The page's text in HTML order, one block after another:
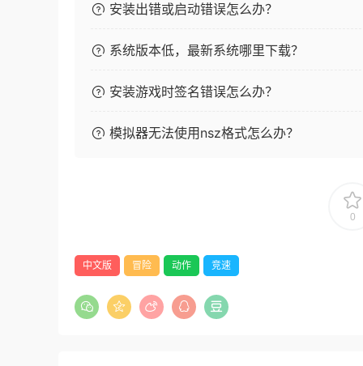
安装出错或启动错误怎么办？
系统版本低，最新系统哪里下载？
安装游戏时签名错误怎么办？
模拟器无法使用nsz格式怎么办？
0
中文版 冒险 动作 竞速